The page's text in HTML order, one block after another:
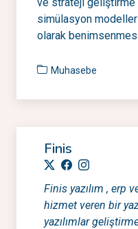
simülasyon
olarak
Muhasebe
Finis
Finis yazılım , erp
hizmet veren bir
yazılımlar